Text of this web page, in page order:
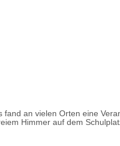
an vielen Orten eine
Himmer auf dem